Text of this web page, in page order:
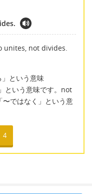
unites, not divides.
という意味
という意味です。not
〜ではなく」という意
4